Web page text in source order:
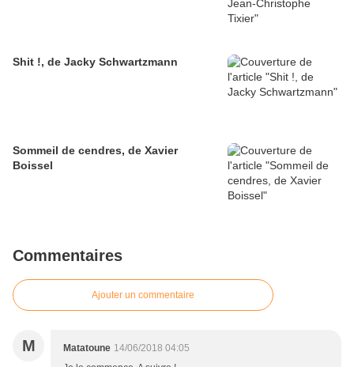
Shit !, de Jacky Schwartzmann
Sommeil de cendres, de Xavier
Boissel
Commentaires
Ajouter un commentaire
M Matatoune 14/06/2018 04:05